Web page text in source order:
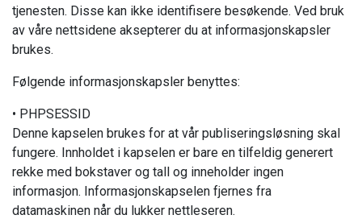
tjenesten. Disse kan ikke identifisere besøkende. Ved bruk
av våre nettsidene aksepterer du at informasjonskapsler
brukes.
Følgende informasjonskapsler benyttes:
• PHPSESSID
Denne kapselen brukes for at vår publiseringsløsning skal
fungere. Innholdet i kapselen er bare en tilfeldig generert
rekke med bokstaver og tall og inneholder ingen
informasjon. Informasjonskapselen fjernes fra
datamaskinen når du lukker nettleseren.